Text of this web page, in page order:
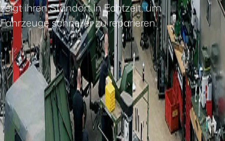
zeigt ihren Standort in Echtzeit, um
Fahrzeuge schneller zu reparieren.